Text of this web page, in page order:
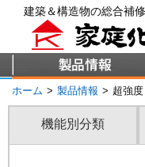
建築＆構造物の総合補
ホーム > 製品情報 > 超強
機能別分類